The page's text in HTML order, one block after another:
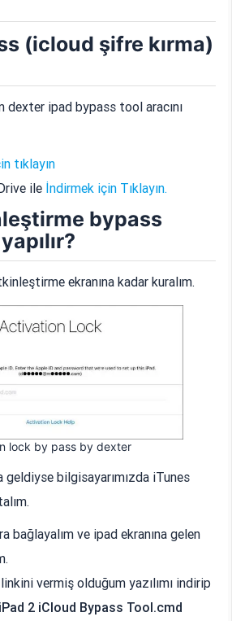
(icloud şifre kırma)
dexter ipad bypass tool aracını
tıklayın
ile İndirmek için Tıklayın.
bypass
ekranına kadar kuralım.
lock by pass by dexter
bilgisayarımızda iTunes
bağlayalım ve ipad ekranına gelen
vermiş olduğum yazılımı indirip
iPad 2 iCloud Bypass Tool.cmd